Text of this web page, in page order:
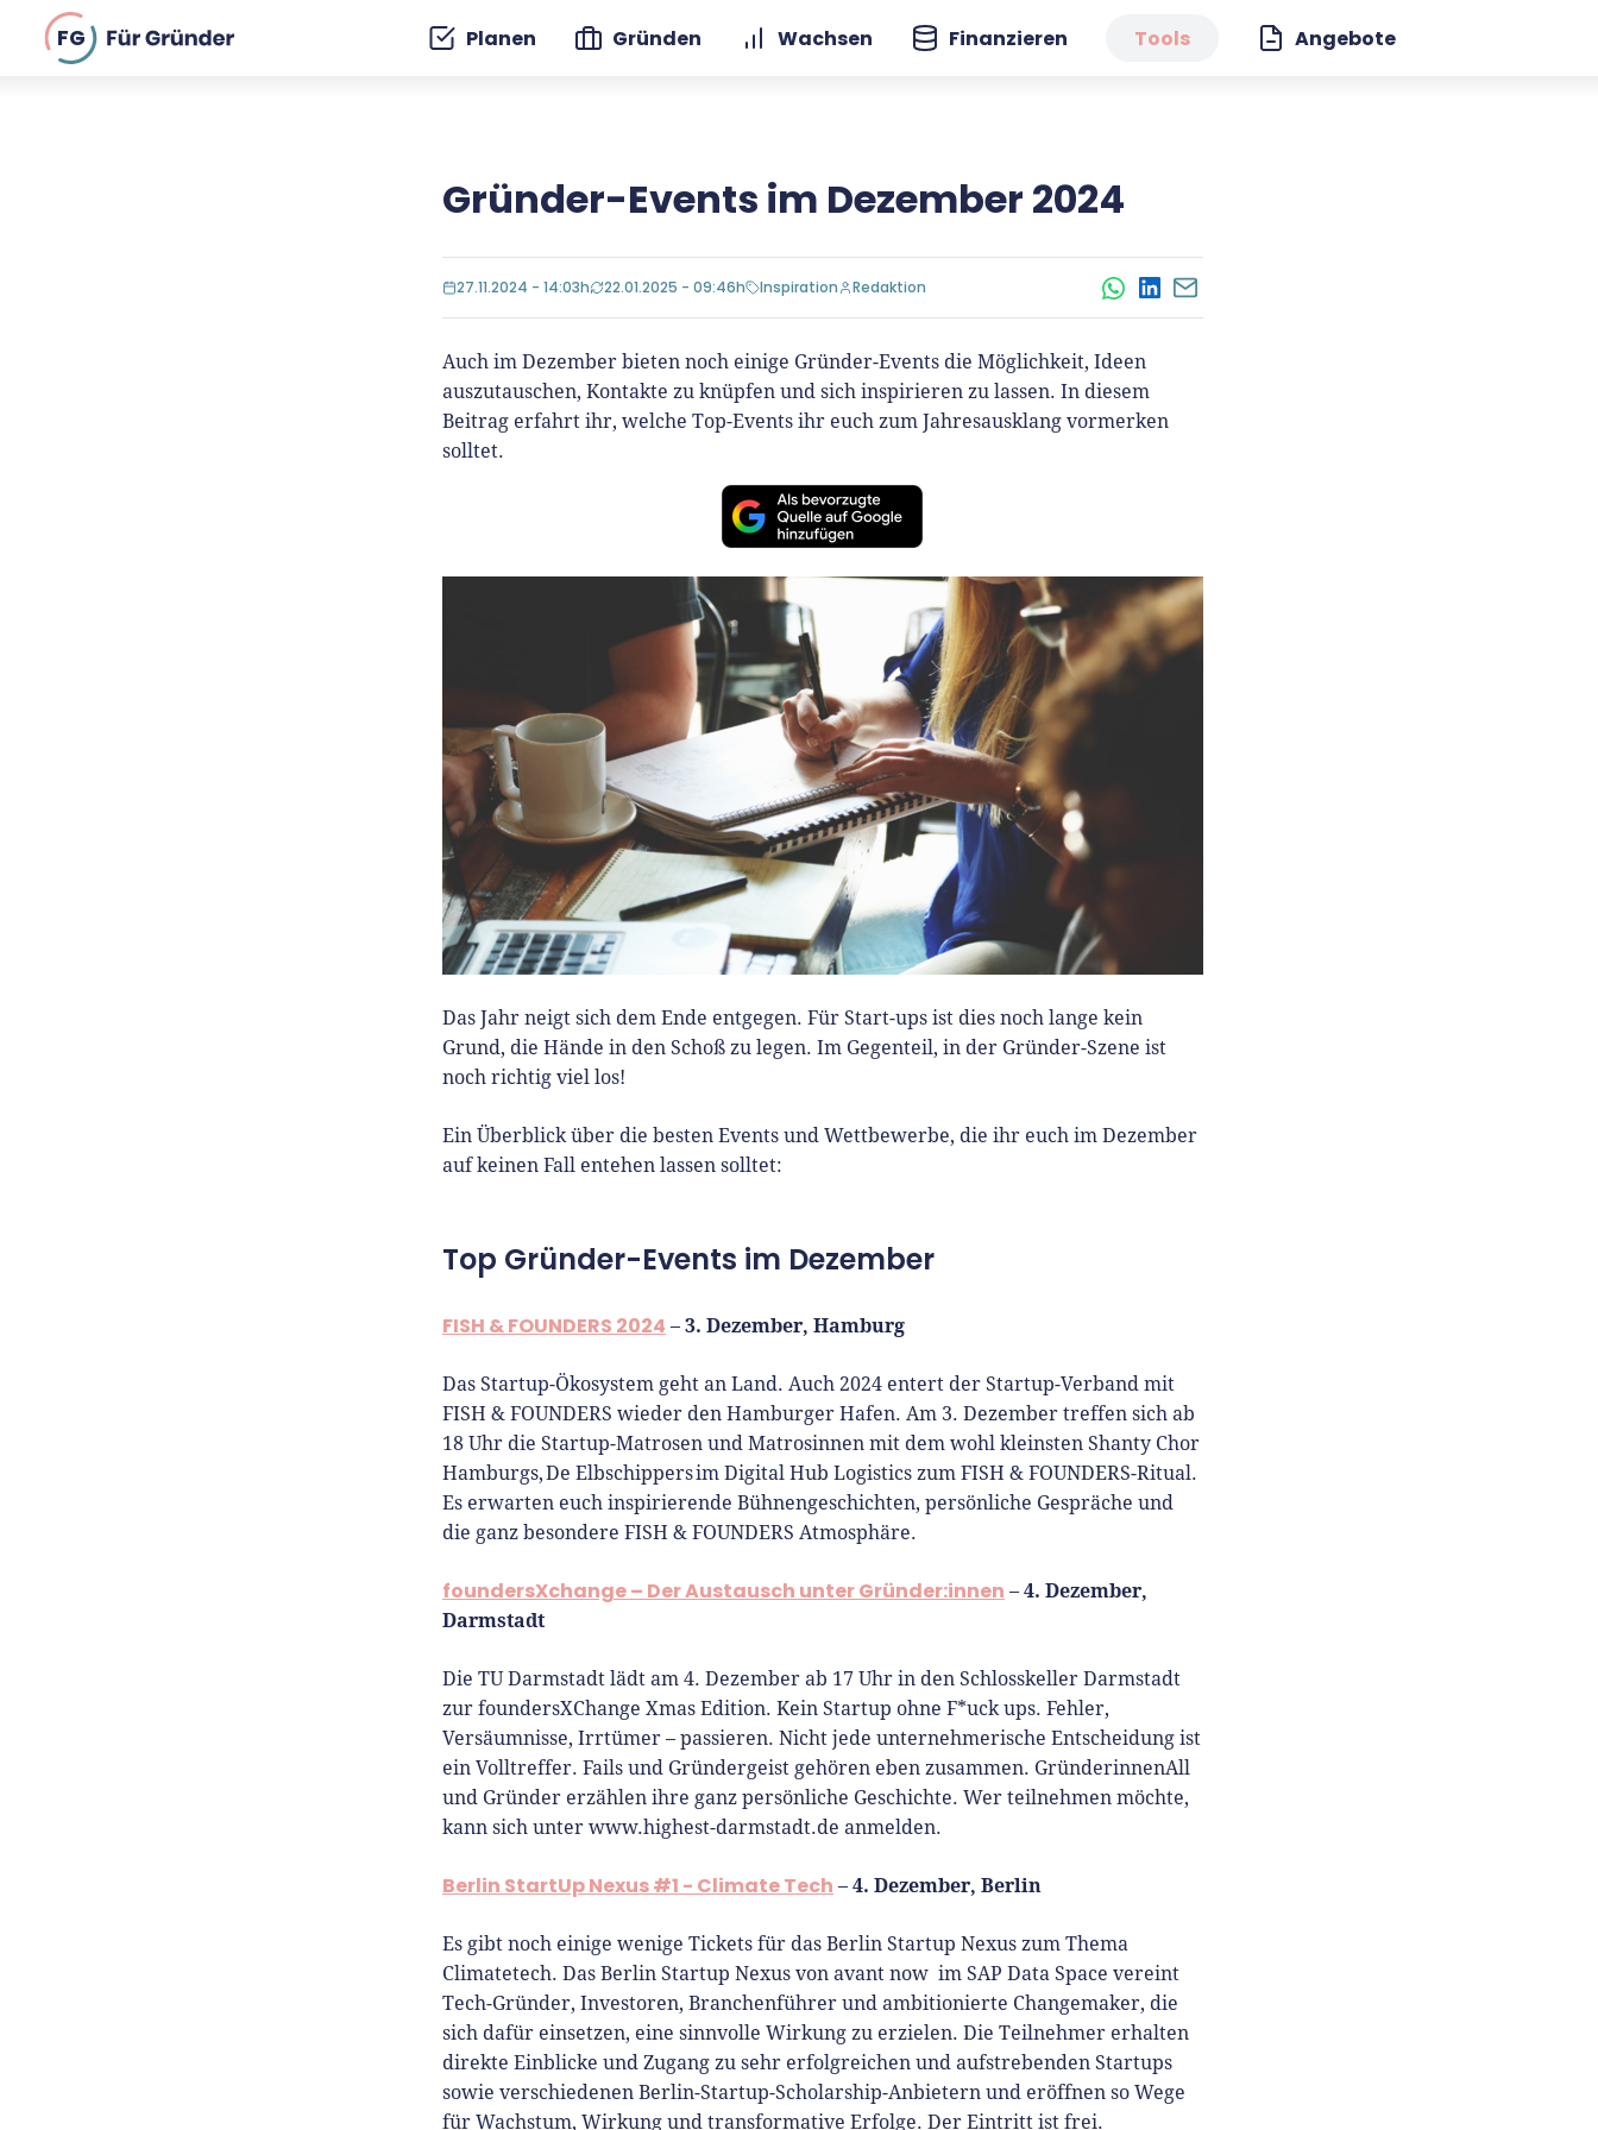
FG Planen Gründen Wachsen Finanzieren Tools Angebote
Gründer-Events im Dezember 2024
27.11.2024 - 14:03h 22.01.2025 - 09:46h Inspiration Redaktion WhatsApp
LinkedIn
E-Mail
Auch im Dezember bieten noch einige Gründer-Events die Möglichkeit, Ideen
auszutauschen, Kontakte zu knüpfen und sich inspirieren zu lassen. In diesem
Beitrag erfahrt ihr, welche Top-Events ihr euch zum Jahresausklang vormerken
solltet.
Das Jahr neigt sich dem Ende entgegen. Für Start-ups ist dies noch lange kein
Grund, die Hände in den Schoß zu legen. Im Gegenteil, in der Gründer-Szene ist
noch richtig viel los!
Ein Überblick über die besten Events und Wettbewerbe, die ihr euch im Dezember
auf keinen Fall entehen lassen solltet:
Top Gründer-Events im Dezember
FISH & FOUNDERS 2024 – 3. Dezember, Hamburg
Das Startup-Ökosystem geht an Land. Auch 2024 entert der Startup-Verband mit
FISH & FOUNDERS wieder den Hamburger Hafen. Am 3. Dezember treffen sich ab
18 Uhr die Startup-Matrosen und Matrosinnen mit dem wohl kleinsten Shanty Chor
Hamburgs, De Elbschippers im Digital Hub Logistics zum FISH & FOUNDERS-Ritual.
Es erwarten euch inspirierende Bühnengeschichten, persönliche Gespräche und
die ganz besondere FISH & FOUNDERS Atmosphäre.
foundersXchange – Der Austausch unter Gründer:innen – 4. Dezember,
Darmstadt
Die TU Darmstadt lädt am 4. Dezember ab 17 Uhr in den Schlosskeller Darmstadt
zur foundersXChange Xmas Edition. Kein Startup ohne F*uck ups. Fehler,
Versäumnisse, Irrtümer – passieren. Nicht jede unternehmerische Entscheidung ist
ein Volltreffer. Fails und Gründergeist gehören eben zusammen. GründerinnenAll
und Gründer erzählen ihre ganz persönliche Geschichte. Wer teilnehmen möchte,
kann sich unter www.highest-darmstadt.de anmelden.
Berlin StartUp Nexus #1 - Climate Tech – 4. Dezember, Berlin
Es gibt noch einige wenige Tickets für das Berlin Startup Nexus zum Thema
Climatetech. Das Berlin Startup Nexus von avant now im SAP Data Space vereint
Tech-Gründer, Investoren, Branchenführer und ambitionierte Changemaker, die
sich dafür einsetzen, eine sinnvolle Wirkung zu erzielen. Die Teilnehmer erhalten
direkte Einblicke und Zugang zu sehr erfolgreichen und aufstrebenden Startups
sowie verschiedenen Berlin-Startup-Scholarship-Anbietern und eröffnen so Wege
für Wachstum, Wirkung und transformative Erfolge. Der Eintritt ist frei.